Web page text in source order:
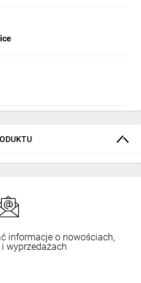
informacje o nowościach,
wyprzedażach